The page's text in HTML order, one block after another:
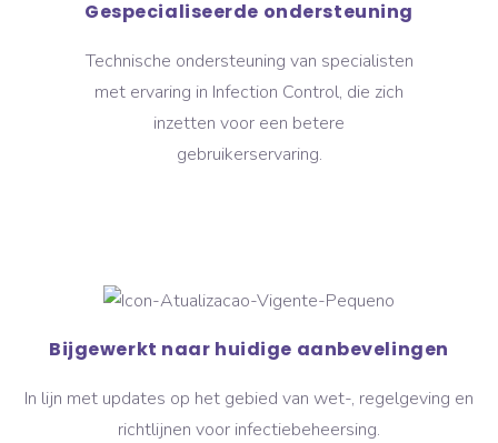
Gespecialiseerde ondersteuning
Technische ondersteuning van specialisten
met ervaring in Infection Control, die zich
inzetten voor een betere
gebruikerservaring.
Bijgewerkt naar huidige aanbevelingen
In lijn met updates op het gebied van wet-, regelgeving en
richtlijnen voor infectiebeheersing.